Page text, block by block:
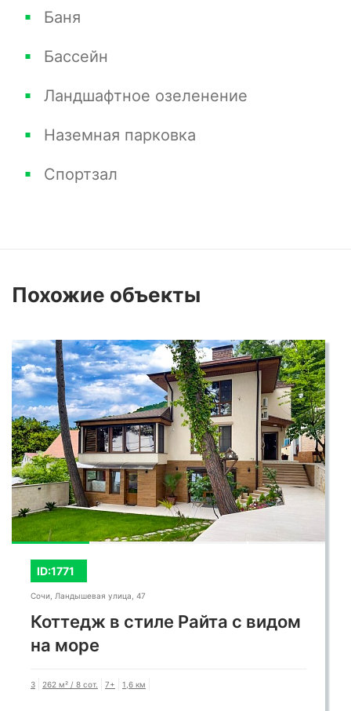
Баня
Бассейн
Ландшафтное озеленение
Наземная парковка
Спортзал
Похожие объекты
ID:1771
Сочи, Ландышевая улица, 47
Коттедж в стиле Райта с видом
на море
3 262 м² / 8 сот. 7+ 1,6 км